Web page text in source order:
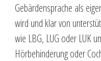
Gebärdensprache als
wird und klar von
wie LBG, LUG oder LUK
Hörbehinderung oder